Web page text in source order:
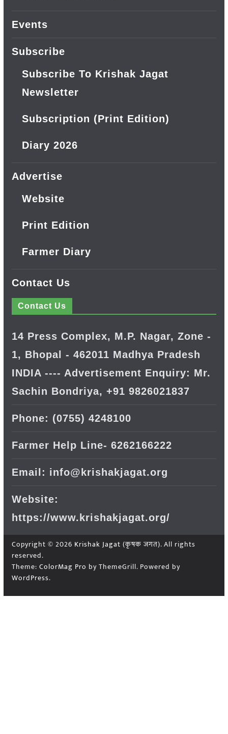
Events
Subscribe
Subscribe To Krishak Jagat
Newsletter
Subscription (Print Edition)
Diary 2026
Advertise
Website
Print Edition
Farmer Diary
Contact Us
Contact Us
14 Press Complex, M.P. Nagar, Zone -
1, Bhopal - 462011 Madhya Pradesh
INDIA ---- Advertisement Enquiry: Mr.
Sachin Bondriya, +91 9826021837
Phone: (0755) 4248100
Farmer Help Line- 6262166222
Email: info@krishakjagat.org
Website:
https://www.krishakjagat.org/
Copyright © 2026 Krishak Jagat (कृषक जगत). All rights
reserved.
Theme: ColorMag Pro by ThemeGrill. Powered by
WordPress.